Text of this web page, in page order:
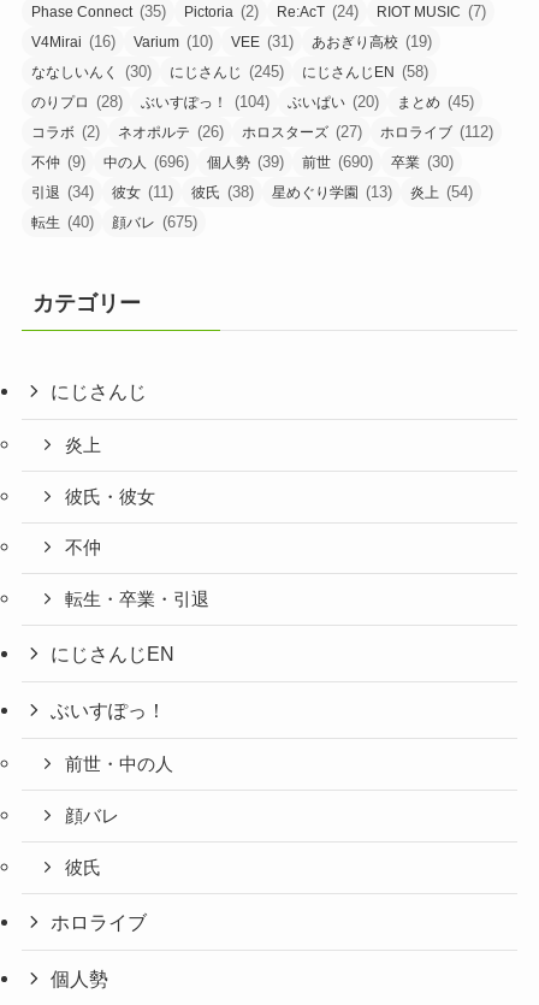
Phase Connect (35) Pictoria (2) Re:AcT (24) RIOT MUSIC (7)
V4Mirai (16) Varium (10) VEE (31) あおぎり高校 (19)
ななしいんく (30) にじさんじ (245) にじさんじEN (58)
のりプロ (28) ぶいすぽっ！ (104) ぶいぱい (20) まとめ (45)
コラボ (2) ネオポルテ (26) ホロスターズ (27) ホロライブ (112)
不仲 (9) 中の人 (696) 個人勢 (39) 前世 (690) 卒業 (30)
引退 (34) 彼女 (11) 彼氏 (38) 星めぐり学園 (13) 炎上 (54)
転生 (40) 顔バレ (675)
カテゴリー
にじさんじ
炎上
彼氏・彼女
不仲
転生・卒業・引退
にじさんじEN
ぶいすぽっ！
前世・中の人
顔バレ
彼氏
ホロライブ
個人勢